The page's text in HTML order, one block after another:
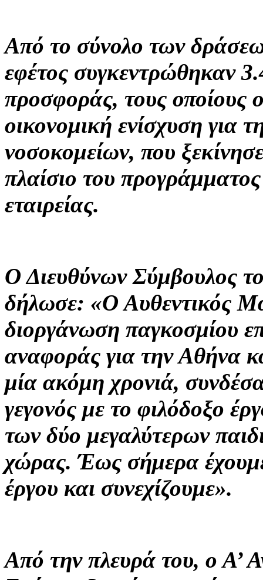
Από το σύνολο των
εφέτος συγκεντρώθηκαν
προσφοράς, τους
οικονομική ενίσχυση για
νοσοκομείων, που
πλαίσιο του
εταιρείας.
Ο Διευθύνων Σύμβουλος
δήλωσε: «Ο Αυθεντικός
διοργάνωση παγκοσμίου
αναφοράς για την Αθήνα
μία ακόμη χρονιά,
γεγονός με το φιλόδοξο
των δύο μεγαλύτερων
χώρας. Έως σήμερα
έργου και συνεχίζουμε».
Από την πλευρά του, ο Α’